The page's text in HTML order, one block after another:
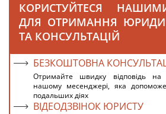
КОРИСТУЙТЕСЯ
ДЛЯ ОТРИМАННЯ
ТА КОНСУЛЬТАЦІЙ
БЕЗКОШТОВНА
Отримайте швидку відповідь
нашому месенджері, яка
подальших діях
ВІДЕОДЗВІНОК ЮРИСТУ